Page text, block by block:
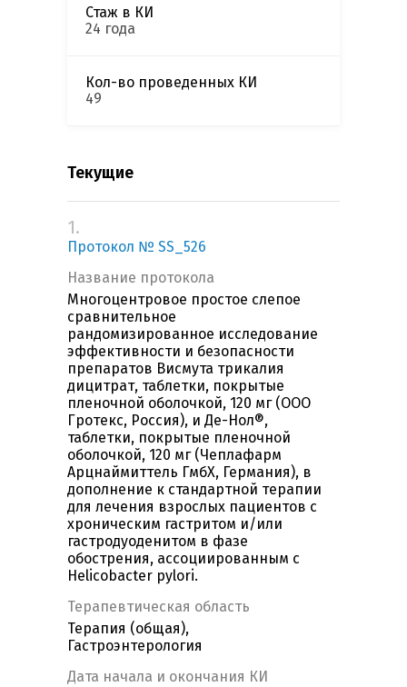
Стаж в КИ
24 года
Кол-во проведенных КИ
49
Текущие
1.
Протокол № SS_526
Название протокола
Многоцентровое простое слепое
сравнительное
рандомизированное исследование
эффективности и безопасности
препаратов Висмута трикалия
дицитрат, таблетки, покрытые
пленочной оболочкой, 120 мг (ООО
Гротекс, Россия), и Де-Нол®,
таблетки, покрытые пленочной
оболочкой, 120 мг (Чеплафарм
Арцнаймиттель ГмбХ, Германия), в
дополнение к стандартной терапии
для лечения взрослых пациентов с
хроническим гастритом и/или
гастродуоденитом в фазе
обострения, ассоциированным с
Helicobacter pylori.
Терапевтическая область
Терапия (общая),
Гастроэнтерология
Дата начала и окончания КИ